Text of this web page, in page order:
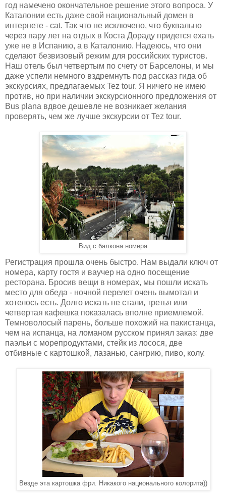
год намечено окончательное решение этого вопроса. У
Каталонии есть даже свой национальный домен в
интернете - cat. Так что не исключено, что буквально
через пару лет на отдых в Коста Дораду придется ехать
уже не в Испанию, а в Каталонию. Надеюсь, что они
сделают безвизовый режим для российских туристов.
Наш отель был четвертым по счету от Барселоны, и мы
даже успели немного вздремнуть под рассказ гида об
экскурсиях, предлагаемых Tez tour. Я ничего не имею
против, но при наличии экскурсионного предложения от
Bus plana вдвое дешевле не возникает желания
проверять, чем же лучше экскурсии от Tez tour.
Вид с балкона номера
Регистрация прошла очень быстро. Нам выдали ключ от
номера, карту гостя и ваучер на одно посещение
ресторана. Бросив вещи в номерах, мы пошли искать
место для обеда - ночной перелет очень вымотал и
хотелось есть. Долго искать не стали, третья или
четвертая кафешка показалась вполне приемлемой.
Темноволосый парень, больше похожий на пакистанца,
чем на испанца, на ломаном русском принял заказ: две
паэльи с морепродуктами, стейк из лосося, две
отбивные с картошкой, лазанью, сангрию, пиво, колу.
Везде эта картошка фри. Никакого национального колорита))